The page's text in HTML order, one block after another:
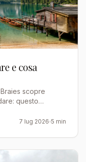
e cosa
scopre
questo
7 lug 2026 5 min